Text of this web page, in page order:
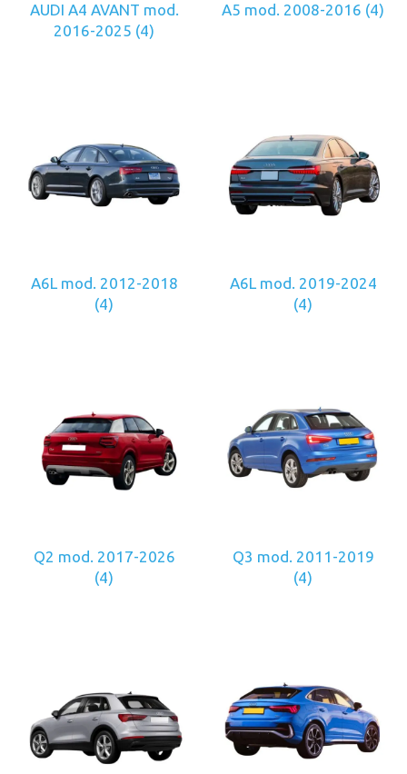
AUDI A4 AVANT mod.
2016-2025 (4)
A5 mod. 2008-2016 (4)
A6L mod. 2012-2018
(4)
A6L mod. 2019-2024
(4)
Q2 mod. 2017-2026
(4)
Q3 mod. 2011-2019
(4)